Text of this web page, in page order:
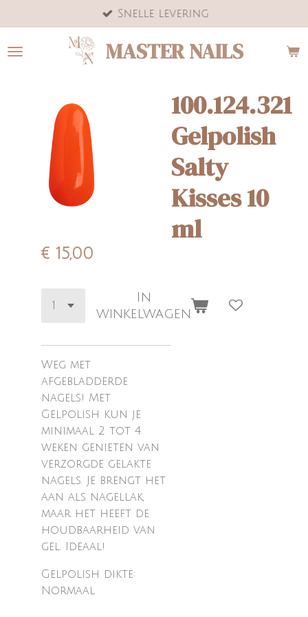
direct
naar
MASTER NAILS
Snelle levering
100.124.321
Gelpolish
Salty
Kisses 10
ml
€ 15,00
In
winkelwagen
Weg met
afgebladderde
nagels! Met
Gelpolish kun je
minimaal 2 tot 4
weken genieten van
verzorgde gelakte
nagels. Je brengt het
aan als nagellak,
maar het heeft de
houdbaarheid van
gel. Ideaal!
Gelpolish dikte:
Normaal